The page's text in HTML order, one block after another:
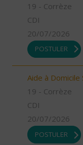
19 - Corrèze
CDI
20/07/2026
POSTULER
Aide à Domicile
19 - Corrèze
CDI
20/07/2026
POSTULER